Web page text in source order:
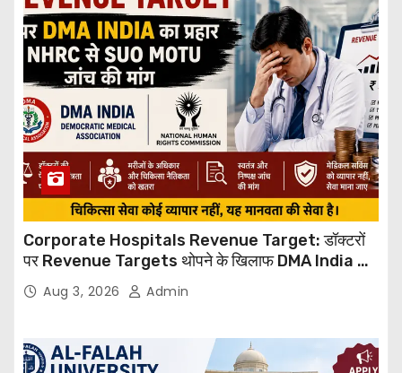
Corporate Hospitals Revenue Target: डॉक्टरों
पर Revenue Targets थोपने के खिलाफ DMA India का
बड़ा कदम, NHRC से Suo Motu जांच की मांग
Aug 3, 2026 Admin